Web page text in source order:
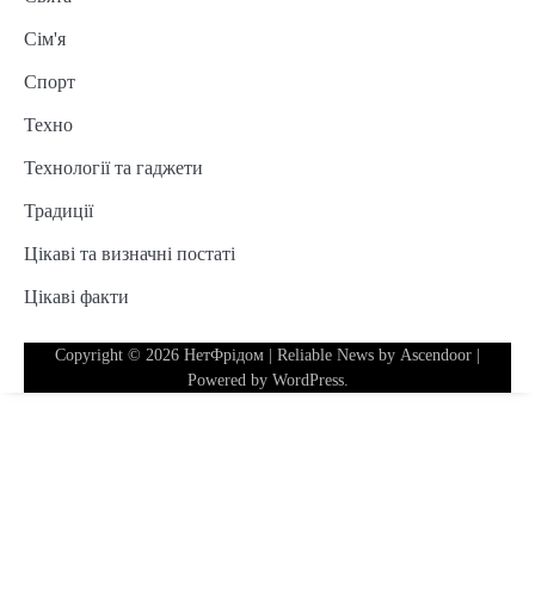
Сім'я
Спорт
Техно
Технології та гаджети
Традиції
Цікаві та визначні постаті
Цікаві факти
Copyright © 2026 НетФрідом | Reliable News by Ascendoor
Powered by WordPress.